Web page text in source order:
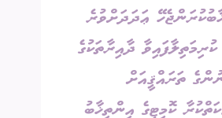
ޢަދަދަށްވުރެ
ދާއިރާތަކުގެ
ތަރައްޤީއަށް
ކޮމިޓީގެ އިންތިޚާބު